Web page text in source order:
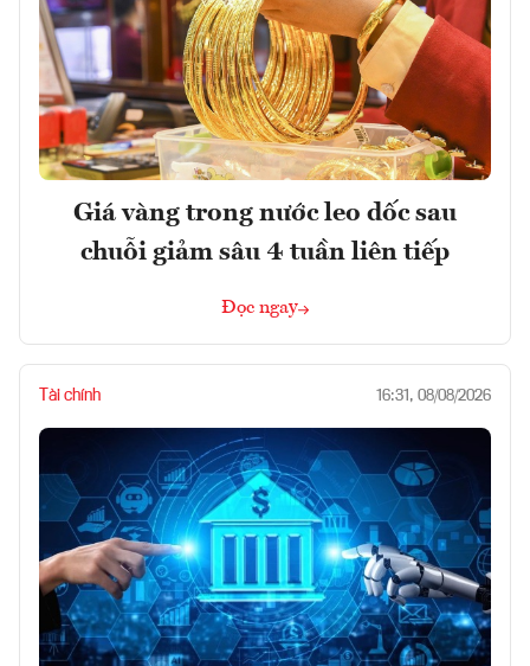
Giá vàng trong nước leo dốc sau
chuỗi giảm sâu 4 tuần liên tiếp
Đọc ngay
Tài chính 16:31, 08/08/2026